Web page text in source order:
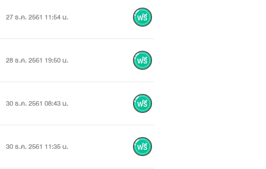
27 ธ.ค. 2561 11:54 น.
28 ธ.ค. 2561 19:50 น.
30 ธ.ค. 2561 08:43 น.
30 ธ.ค. 2561 11:35 น.